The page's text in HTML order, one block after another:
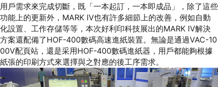
用戶需求來完成切斷，既「一本起訂，一本即成品」，除了這些
功能上的更新外，MARK Ⅳ也有許多細節上的改善，例如自動
化設置、工作存儲等等，本次好利印科技展出的MARK Ⅳ解決
方案還配備了HOF-400數碼高速進紙裝置。無論是通過VAC-10
00V配頁站，還是采用HOF-400數碼進紙器，用戶都能夠根據
紙張的印刷方式來選擇與之對應的後工序需求。